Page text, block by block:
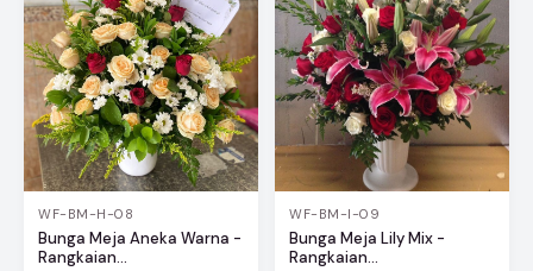
WF-BM-H-08
Bunga Meja Aneka Warna -
Rangkaian...
WF-BM-I-09
Bunga Meja Lily Mix -
Rangkaian...